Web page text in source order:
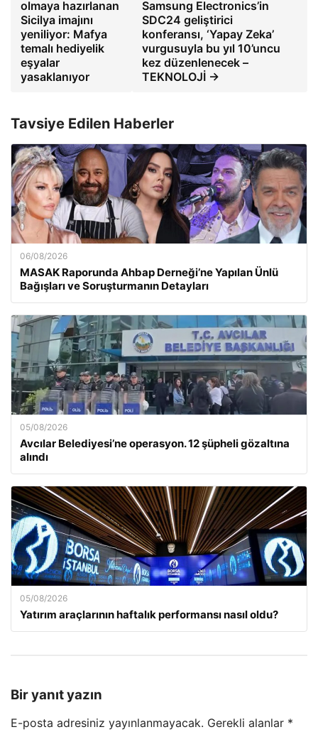
olmaya hazırlanan
Sicilya imajını
yeniliyor: Mafya
temalı hediyelik
eşyalar
yasaklanıyor
Samsung Electronics’in
SDC24 geliştirici
konferansı, ‘Yapay Zeka’
vurgusuyla bu yıl 10’uncu
kez düzenlenecek –
TEKNOLOJİ →
Tavsiye Edilen Haberler
06/08/2026
MASAK Raporunda Ahbap Derneği’ne Yapılan Ünlü
Bağışları ve Soruşturmanın Detayları
05/08/2026
Avcılar Belediyesi’ne operasyon. 12 şüpheli gözaltına
alındı
05/08/2026
Yatırım araçlarının haftalık performansı nasıl oldu?
Bir yanıt yazın
E-posta adresiniz yayınlanmayacak. Gerekli alanlar *